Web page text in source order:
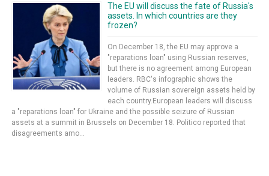
The EU will discuss the fate of Russia's
assets. In which countries are they
frozen?
On December 18, the EU may approve a
"reparations loan" using Russian reserves,
but there is no agreement among European
leaders. RBC's infographic shows the
volume of Russian sovereign assets held by
each country.European leaders will discuss
a "reparations loan" for Ukraine and the possible seizure of Russian
assets at a summit in Brussels on December 18. Politico reported that
disagreements amo...